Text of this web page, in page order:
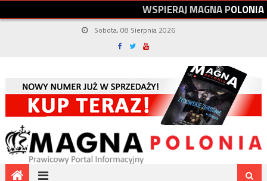
WSPIERAJMAGNAPOLONIA
Sobota, 08 Sierpnia 2026